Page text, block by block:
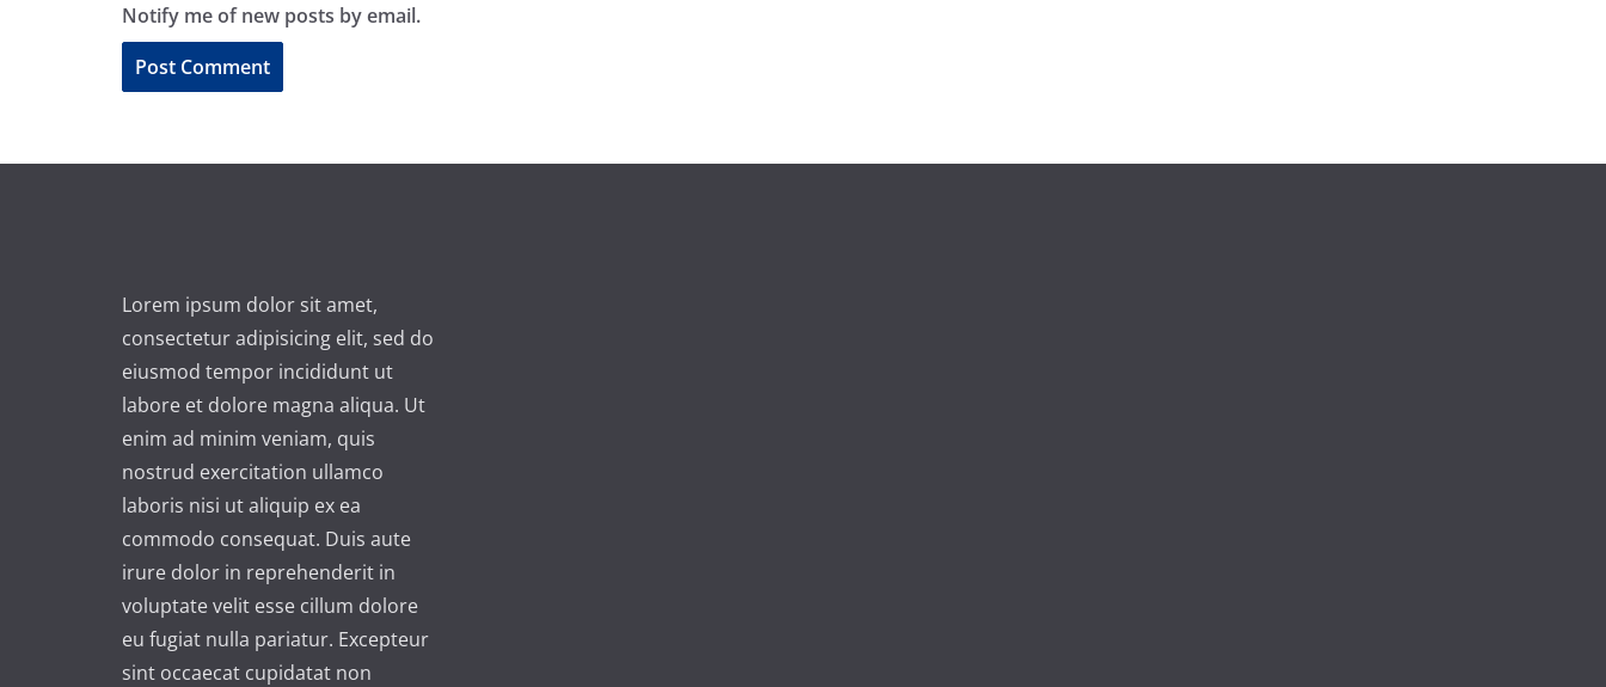
Notify me of new posts by email.
a
t
i
v
e
:
Lorem ipsum dolor sit amet,
consectetur adipisicing elit, sed do
eiusmod tempor incididunt ut
labore et dolore magna aliqua. Ut
enim ad minim veniam, quis
nostrud exercitation ullamco
laboris nisi ut aliquip ex ea
commodo consequat. Duis aute
irure dolor in reprehenderit in
voluptate velit esse cillum dolore
eu fugiat nulla pariatur. Excepteur
sint occaecat cupidatat non